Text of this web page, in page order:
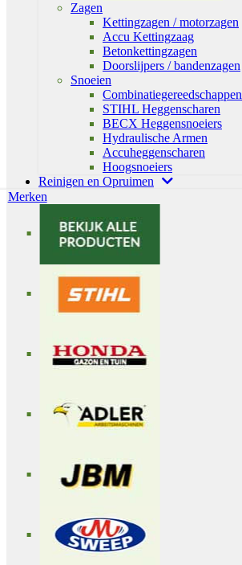
Zagen
Kettingzagen / motorzagen
Accu Kettingzaag
Betonkettingzagen
Doorslijpers / bandenzagen
Snoeien
Combinatiegereedschappen
STIHL Heggenscharen
BECX Heggensnoeiers
Hydraulische Armen
Accuheggenscharen
Hoogsnoeiers
Reinigen en Opruimen
Merken